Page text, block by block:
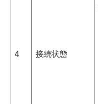
4 接続状態